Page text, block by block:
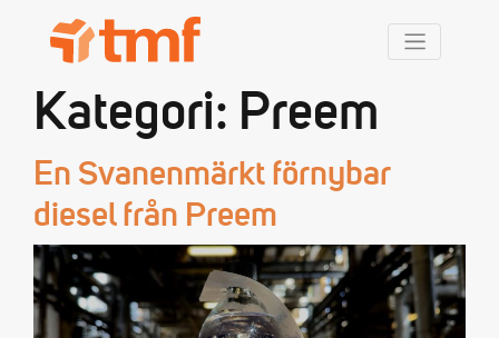
Kategori: Preem
En Svanenmärkt förnybar
diesel från Preem